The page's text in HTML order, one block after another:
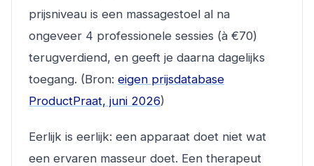
prijsniveau is een massagestoel al na
ongeveer 4 professionele sessies (à €70)
terugverdiend, en geeft je daarna dagelijks
toegang. (Bron: eigen prijsdatabase
ProductPraat, juni 2026)
Eerlijk is eerlijk: een apparaat doet niet wat
een ervaren masseur doet. Een therapeut